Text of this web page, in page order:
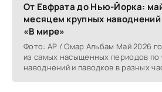
От Евфрата до Нью-Йорка:
месяцем крупных
«В мире»
Фото: AP / Омар Альбам Май 2026
из самых насыщенных периодов по
наводнений и паводков в разных